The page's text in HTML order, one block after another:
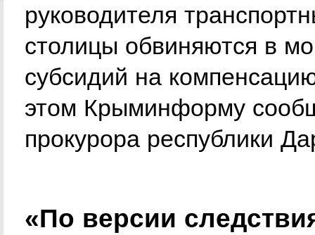
руководителя
столицы обвиняются в
субсидий на
этом Крыминформу
прокурора республики
«По версии